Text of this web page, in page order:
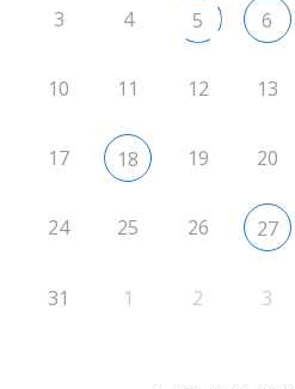
3 4 5 6
10 11 12 13
17 18 19 20
24 25 26 27
31 1 2 3